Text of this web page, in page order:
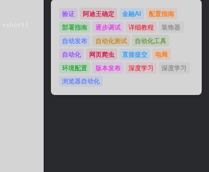
done
验证 阿迪王确定 金融AI
配置指南
部署指南
逐步调试 详细教程
装饰器
自动发布
自动化测试
自动化工具
自动化
网页爬虫 直接提交
电商
环境配置
版本发布 深度学习
深度学习
浏览器自动化